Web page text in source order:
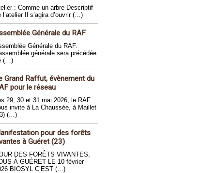
: Comme un arbre Descriptif
l’atelier Il s’agira d’ouvrir (…)
Générale du RAF
Générale du RAF.
générale sera précédée
(…)
Grand Raffut, évènement du
pour le réseau
29, 30 et 31 mai 2026, le RAF
invite à La Chaussée, à Maillet
(…)
pour des forêts
à Guéret (23)
DES FORÊTS VIVANTES,
À GUÉRET LE 10 février
BIOSYL C’EST (…)